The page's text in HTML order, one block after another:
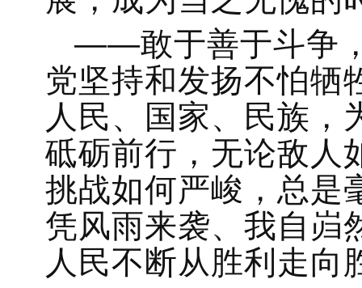
——敢于善于斗争
党坚持和发扬不怕牺
人民、国家、民族，
砥砺前行，无论敌人
挑战如何严峻，总是
凭风雨来袭、我自岿
人民不断从胜利走向